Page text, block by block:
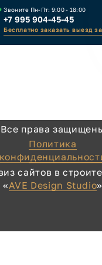
Звоните Пн-Пт: 9:00 - 18:00
+7 995 904-45-45
Бесплатно заказать выезд
Все права
Политика
сайтов в
«AVE Design Studio»